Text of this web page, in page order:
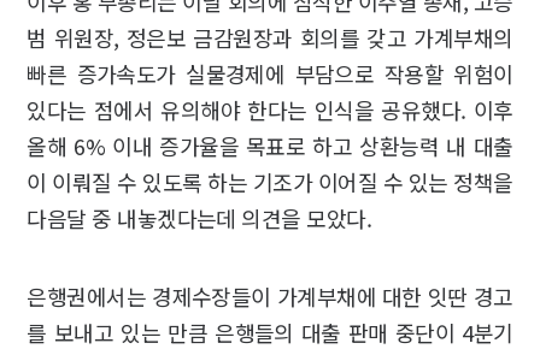
범 위원장, 정은보 금감원장과 회의를 갖고 가계부채의
빠른 증가속도가 실물경제에 부담으로 작용할 위험이
있다는 점에서 유의해야 한다는 인식을 공유했다. 이후
올해 6% 이내 증가율을 목표로 하고 상환능력 내 대출
이 이뤄질 수 있도록 하는 기조가 이어질 수 있는 정책을
다음달 중 내놓겠다는데 의견을 모았다.
은행권에서는 경제수장들이 가계부채에 대한 잇딴 경고
를 보내고 있는 만큼 은행들의 대출 판매 중단이 4분기